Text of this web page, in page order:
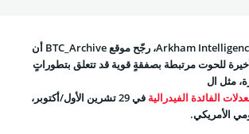
وبحسب بيانات منصة Arkham Intelligence، رجّح موقع BTC_Archive أن
للحوت مرتبطة بصفقةٍ قوية قد تتعلق بتطوراتٍ
مثل ال
الفائدة الفيدرالية
في 29 تشرين الأول/أكتوبر،
الأمريكي.